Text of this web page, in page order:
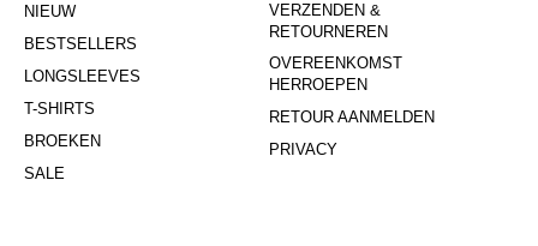
NIEUW
BESTSELLERS
LONGSLEEVES
T-SHIRTS
BROEKEN
SALE
VERZENDEN &
RETOURNEREN
OVEREENKOMST
HERROEPEN
RETOUR AANMELDEN
PRIVACY